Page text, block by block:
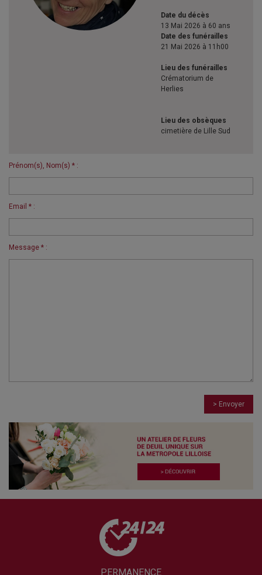
Date du décès
13 Mai 2026 à 60 ans
Date des funérailles
21 Mai 2026 à 11h00
Lieu des funérailles
Crématorium de
Herlies
Lieu des obsèques
cimetière de Lille Sud
Prénom(s), Nom(s) * :
Email * :
Message * :
> Envoyer
PERMANENCE